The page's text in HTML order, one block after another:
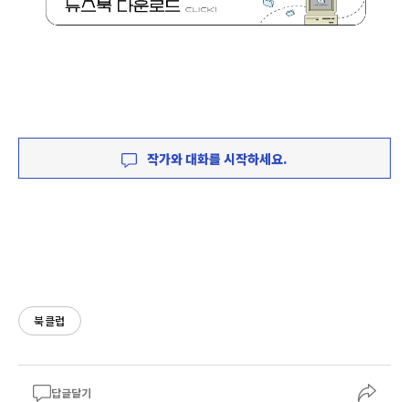
작가와 대화를 시작하세요.
북클럽
답글달기